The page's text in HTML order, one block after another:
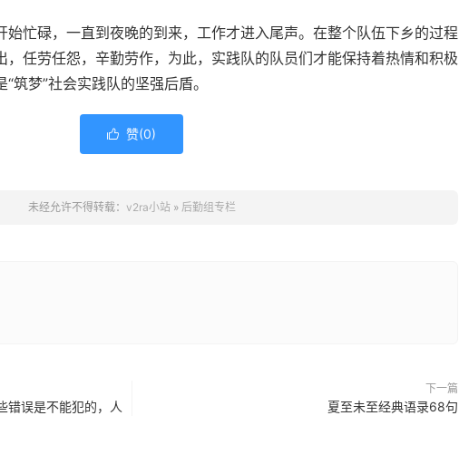
忙碌，一直到夜晚的到来，工作才进入尾声。在整个队伍下乡的过程
，任劳任怨，辛勤劳作，为此，实践队的队员们才能保持着热情和积极
筑梦”社会实践队的坚强后盾。
 赞(0)
未经允许不得转载： v2ra小站» 后勤组专栏
错误是不能犯的，人
下一篇
夏至未至经典语录68句